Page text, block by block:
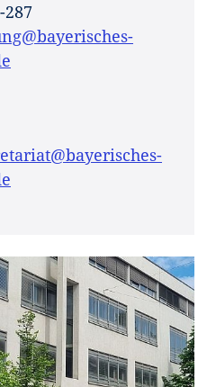
287